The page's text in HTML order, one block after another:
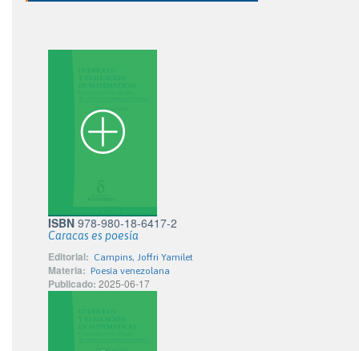
ISBN 978-980-18-6417-2
Caracas es poesía
Editorial: Campins, Joffri Yamilet
Materia: Poesía venezolana
Publicado: 2025-06-17